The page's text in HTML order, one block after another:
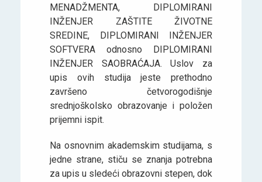
MENADŽMENTA, DIPLOMIRANI
INŽENJER ZAŠTITE ŽIVOTNE
SREDINE, DIPLOMIRANI INŽENJER
SOFTVERA odnosno DIPLOMIRANI
INŽENJER SAOBRAĆAJA. Uslov za
upis ovih studija jeste prethodno
završeno četvorogodišnje
srednjoškolsko obrazovanje i položen
prijemni ispit.
Na osnovnim akademskim studijama, s
jedne strane, stiču se znanja potrebna
za upis u sledeći obrazovni stepen, dok